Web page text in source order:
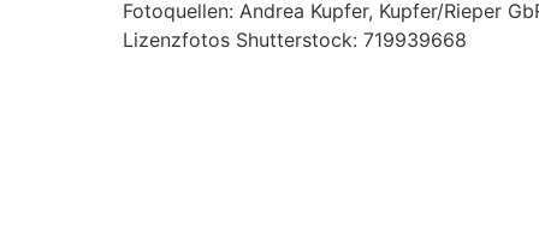
Fotoquellen: Andrea Kupfer, Kupfer/Rieper
Lizenzfotos Shutterstock: 719939668